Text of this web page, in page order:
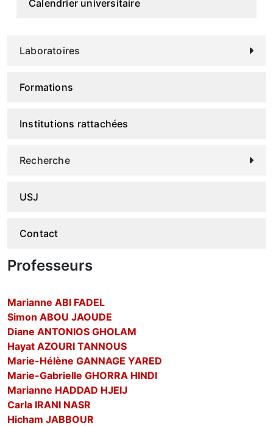
Calendrier universitaire
Laboratoires
Formations
Institutions rattachées
Recherche
USJ
Contact
Professeurs
Marianne ABI FADEL
Simon ABOU JAOUDE
Diane ANTONIOS GHOLAM
Hayat AZOURI TANNOUS
Marie-Hélène GANNAGE YARED
Marie-Gabrielle GHORRA HINDI
Marianne HADDAD HJEIJ
Carla IRANI NASR
Hicham JABBOUR